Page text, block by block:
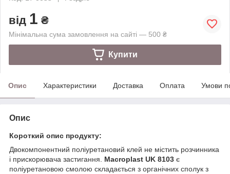
від 1 ₴
Мінімальна сума замовлення на сайті — 500 ₴
Купити
Опис Характеристики Доставка Оплата Умови
Опис
Короткий опис продукту:
Двокомпонентний поліуретановий клей не містить розчинника
і прискорювача застигання. Macroplast UK 8103 є
поліуретановою смолою складається з органічних сполук з